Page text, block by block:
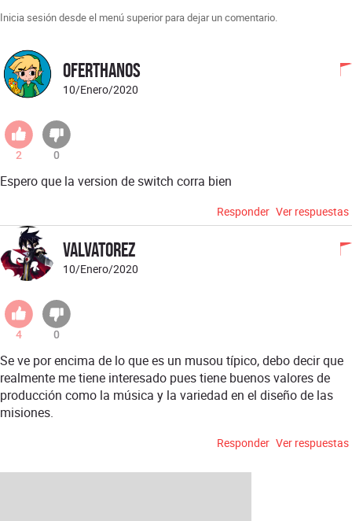
Inicia sesión desde el menú superior para dejar un comentario.
Oferthanos
10/Enero/2020
2 0
Espero que la version de switch corra bien
Responder Ver respuestas
Valvatorez
10/Enero/2020
4 0
Se ve por encima de lo que es un musou típico, debo decir que
realmente me tiene interesado pues tiene buenos valores de
producción como la música y la variedad en el diseño de las
misiones.
Responder Ver respuestas